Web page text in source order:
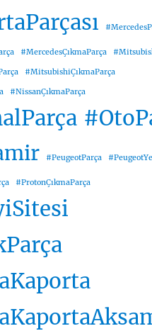
#MercedesÇıkmaParça
#MitsubishiÇıkmaParça
#NissanÇıkmaParça
#PeugeotParça
#ProtonÇıkmaParça